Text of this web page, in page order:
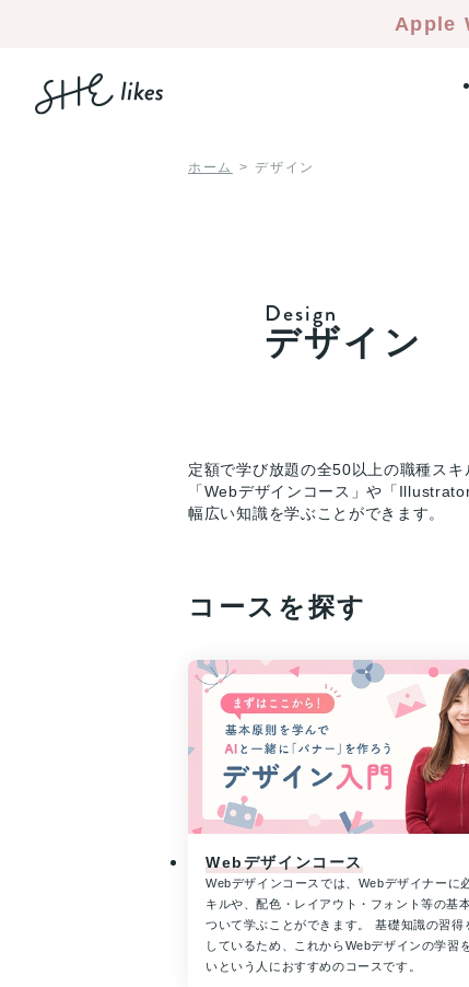
Apple
ホーム デザイン
Design
デザイン
定額で学び放題の全50以上の職種ス
「Webデザインコース」や「
幅広い知識を学ぶことができます。
コースを探す
Webデザインコース
Webデザインコースでは、Webデザイナーに
キルや、配色・レイアウト・フォント等の基
ついて学ぶことができます。 基礎知識の習得
しているため、これからWebデザインの学習
いという人におすすめのコースです。